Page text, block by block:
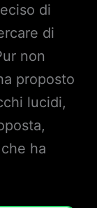
di
di
non
proposto
lucidi,
ha